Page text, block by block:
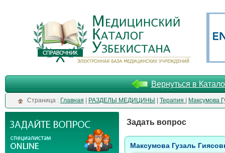
Вернуться в
Cтраница : Главная РАЗДЕЛЫ МЕДИЦИНЫ Терапия Максумова
Задать вопрос
Максумова Гузаль